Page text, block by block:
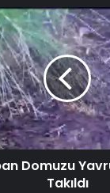
Domuzu
Takıldı